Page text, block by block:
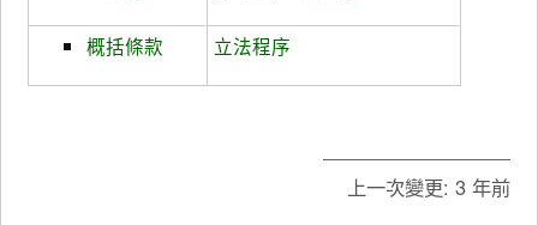
概括條款 立法程序
上一次變更: 3 年前